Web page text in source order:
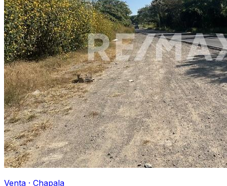
Venta · Chapala